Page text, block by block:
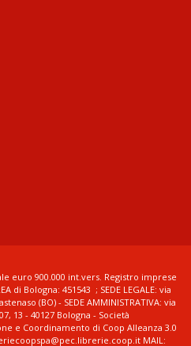
euro 900.000 int.vers. Registro imprese
di Bologna: 451543 ; SEDE LEGALE: via
(BO) - SEDE AMMINISTRATIVA: via
13 - 40127 Bologna - Società
e Coordinamento di Coop Alleanza 3.0
MAIL: